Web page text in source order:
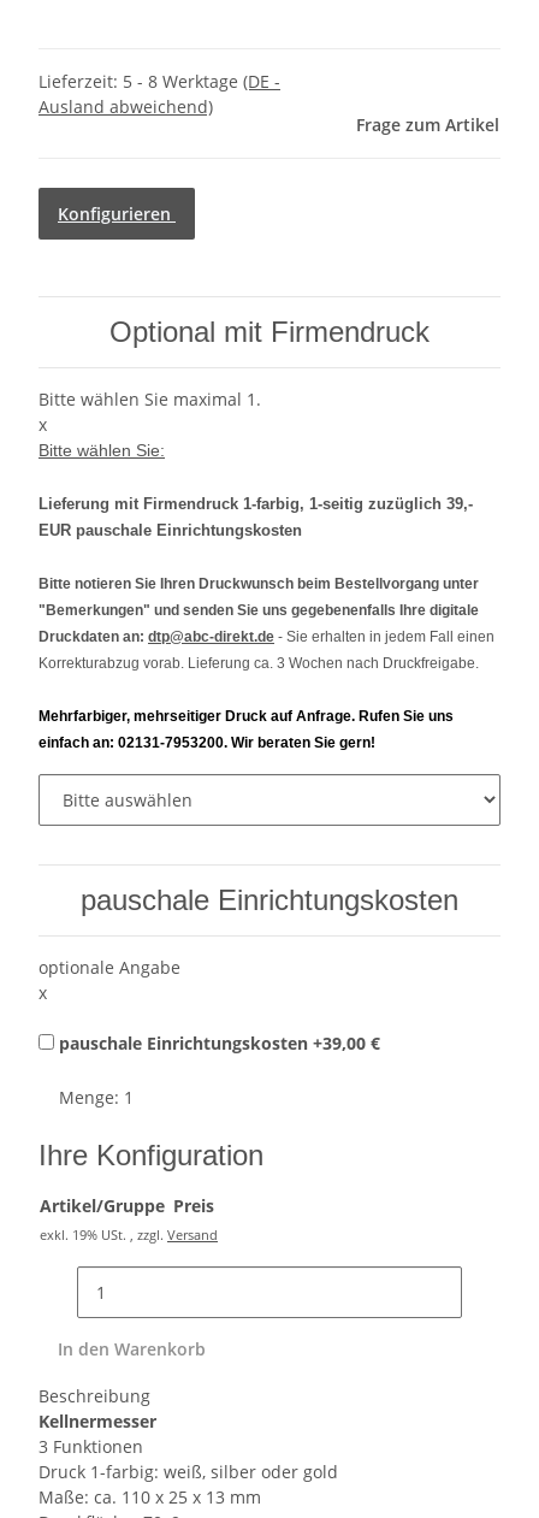
Lieferzeit: 5 - 8 Werktage (DE -
Ausland abweichend)
Frage zum Artikel
Konfigurieren
Optional mit Firmendruck
Bitte wählen Sie maximal 1.
x
Bitte wählen Sie:
Lieferung mit Firmendruck 1-farbig, 1-seitig zuzüglich 39,-
EUR pauschale Einrichtungskosten
Bitte notieren Sie Ihren Druckwunsch beim Bestellvorgang unter
"Bemerkungen" und senden Sie uns gegebenenfalls Ihre digitale
Druckdaten an: dtp@abc-direkt.de - Sie erhalten in jedem Fall einen
Korrekturabzug vorab. Lieferung ca. 3 Wochen nach Druckfreigabe.
Mehrfarbiger, mehrseitiger Druck auf Anfrage. Rufen Sie uns
einfach an: 02131-7953200. Wir beraten Sie gern!
pauschale Einrichtungskosten
optionale Angabe
x
pauschale Einrichtungskosten +39,00 €
Menge: 1
Ihre Konfiguration
Artikel/Gruppe Preis
exkl. 19% USt. , zzgl. Versand
In den Warenkorb
Beschreibung
Kellnermesser
3 Funktionen
Druck 1-farbig: weiß, silber oder gold
Maße: ca. 110 x 25 x 13 mm